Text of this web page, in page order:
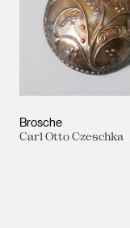
Brosche
Carl Otto Czeschka